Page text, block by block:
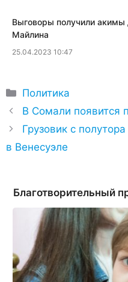
​Выговоры получили акимы
Майлина
25.04.2023 10:47
Рубрики
Политика
В Сомали появится
Грузовик с
в Венесуэле
Благотворительный